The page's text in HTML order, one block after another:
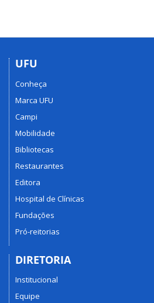
UFU
Conheça
Marca UFU
Campi
Mobilidade
Bibliotecas
Restaurantes
Editora
Hospital de Clínicas
Fundações
Pró-reitorias
DIRETORIA
Institucional
Equipe